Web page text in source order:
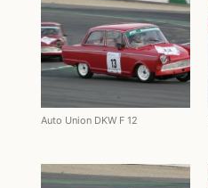
Auto Union DKW F 12